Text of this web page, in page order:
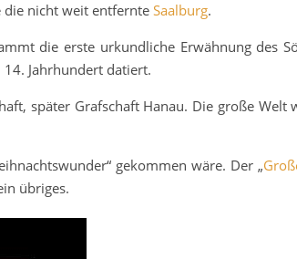
die nicht weit entfernte Saalburg.
die erste urkundliche Erwähnung des
Jahrhundert datiert.
später Grafschaft Hanau. Die große Welt
gekommen wäre. Der „
übriges.